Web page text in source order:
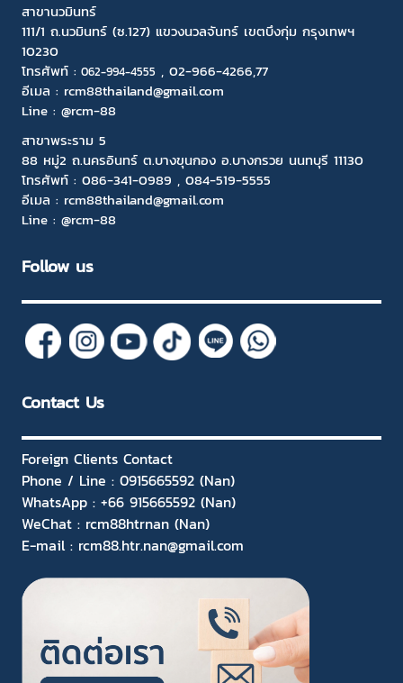
สาขานวมินทร์
111/1 ถ.นวมินทร์ (ซ.127) แขวงนวลจันทร์ เขตบึงกุ่ม กรุงเทพฯ
10230
โทรศัพท์ : 062-994-4555 , 02-966-4266,77
อีเมล : rcm88thailand@gmail.com
Line : @rcm-88
สาขาพระราม 5
88 หมู่2 ถ.นครอินทร์ ต.บางขุนกอง อ.บางกรวย นนทบุรี 11130
โทรศัพท์ : 086-341-0989 , 084-519-5555
อีเมล : rcm88thailand@gmail.com
Line : @rcm-88
Follow us
Contact Us
Foreign Clients Contact
Phone / Line : 0915665592 (Nan)
WhatsApp : +66 915665592 (Nan)
WeChat : rcm88htrnan (Nan)
E-mail : rcm88.htr.nan@gmail.com